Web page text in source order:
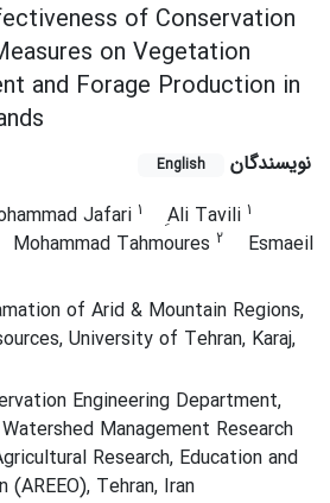
of Conservation
on Vegetation
and Forage Production in
نویسندگان English
Jafari 1 ِAli Tavili 1
Mohammad Tahmoures 2
Esmaeil
of Arid & Mountain Regions,
University of Tehran, Karaj,
Engineering Department,
Management Research
Research, Education and
Tehran, Iran